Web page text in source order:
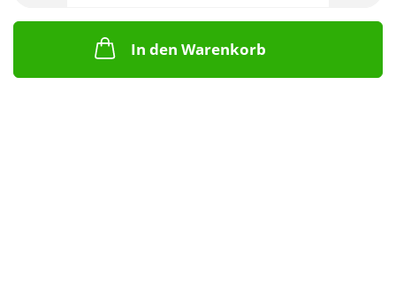
In den Warenkorb